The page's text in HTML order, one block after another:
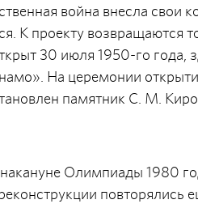
война внесла свои
К проекту возвращаются
30 июля 1950-го года,
На церемонии
памятник С. М.
Олимпиады 1980